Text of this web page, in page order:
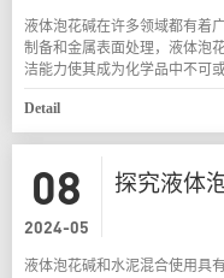
液体泡花碱在许多领域都有着
制备和金属表面处理，液体泡
洁能力使其成为化学品中不可
Detail
08
2024-05
探究液体
液体泡花碱和水泥混合使用具